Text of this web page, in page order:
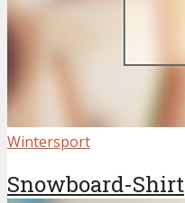
Wintersport
Snowboard-Shirt